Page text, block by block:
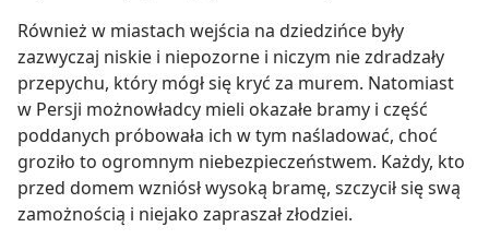
Również w miastach wejścia na dziedzińce były
zazwyczaj niskie i niepozorne i niczym nie zdradzały
przepychu, który mógł się kryć za murem. Natomiast
w Persji możnowładcy mieli okazałe bramy i część
poddanych próbowała ich w tym naśladować, choć
groziło to ogromnym niebezpieczeństwem. Każdy, kto
przed domem wzniósł wysoką bramę, szczycił się swą
zamożnością i niejako zapraszał złodziei.